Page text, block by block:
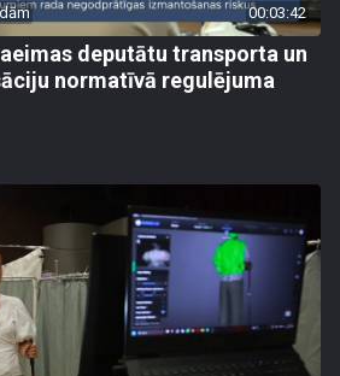
00:03:42
deputātu transporta un
normatīvā regulējuma